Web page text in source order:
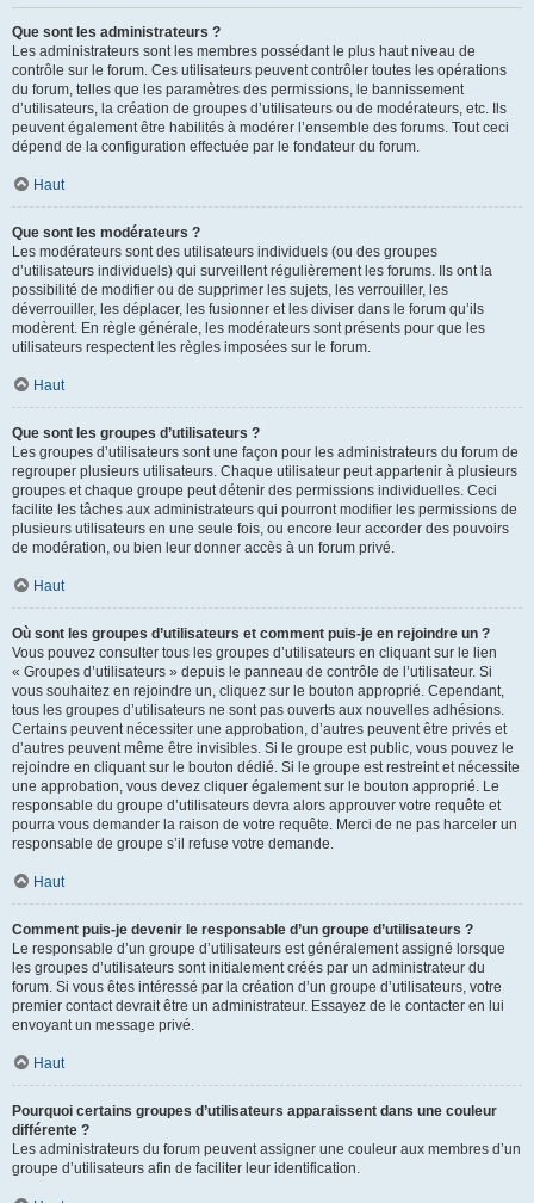
Que sont les administrateurs ?
Les administrateurs sont les membres possédant le plus haut niveau de
contrôle sur le forum. Ces utilisateurs peuvent contrôler toutes les opérations
du forum, telles que les paramètres des permissions, le bannissement
d’utilisateurs, la création de groupes d’utilisateurs ou de modérateurs, etc. Ils
peuvent également être habilités à modérer l’ensemble des forums. Tout ceci
dépend de la configuration effectuée par le fondateur du forum.
Haut
Que sont les modérateurs ?
Les modérateurs sont des utilisateurs individuels (ou des groupes
d’utilisateurs individuels) qui surveillent régulièrement les forums. Ils ont la
possibilité de modifier ou de supprimer les sujets, les verrouiller, les
déverrouiller, les déplacer, les fusionner et les diviser dans le forum qu’ils
modèrent. En règle générale, les modérateurs sont présents pour que les
utilisateurs respectent les règles imposées sur le forum.
Haut
Que sont les groupes d’utilisateurs ?
Les groupes d’utilisateurs sont une façon pour les administrateurs du forum de
regrouper plusieurs utilisateurs. Chaque utilisateur peut appartenir à plusieurs
groupes et chaque groupe peut détenir des permissions individuelles. Ceci
facilite les tâches aux administrateurs qui pourront modifier les permissions de
plusieurs utilisateurs en une seule fois, ou encore leur accorder des pouvoirs
de modération, ou bien leur donner accès à un forum privé.
Haut
Où sont les groupes d’utilisateurs et comment puis-je en rejoindre un ?
Vous pouvez consulter tous les groupes d’utilisateurs en cliquant sur le lien
« Groupes d’utilisateurs » depuis le panneau de contrôle de l’utilisateur. Si
vous souhaitez en rejoindre un, cliquez sur le bouton approprié. Cependant,
tous les groupes d’utilisateurs ne sont pas ouverts aux nouvelles adhésions.
Certains peuvent nécessiter une approbation, d’autres peuvent être privés et
d’autres peuvent même être invisibles. Si le groupe est public, vous pouvez le
rejoindre en cliquant sur le bouton dédié. Si le groupe est restreint et nécessite
une approbation, vous devez cliquer également sur le bouton approprié. Le
responsable du groupe d’utilisateurs devra alors approuver votre requête et
pourra vous demander la raison de votre requête. Merci de ne pas harceler un
responsable de groupe s’il refuse votre demande.
Haut
Comment puis-je devenir le responsable d’un groupe d’utilisateurs ?
Le responsable d’un groupe d’utilisateurs est généralement assigné lorsque
les groupes d’utilisateurs sont initialement créés par un administrateur du
forum. Si vous êtes intéressé par la création d’un groupe d’utilisateurs, votre
premier contact devrait être un administrateur. Essayez de le contacter en lui
envoyant un message privé.
Haut
Pourquoi certains groupes d’utilisateurs apparaissent dans une couleur
différente ?
Les administrateurs du forum peuvent assigner une couleur aux membres d’un
groupe d’utilisateurs afin de faciliter leur identification.